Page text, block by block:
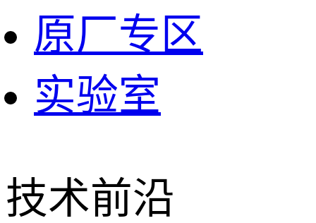
原厂专区
实验室
技术前沿